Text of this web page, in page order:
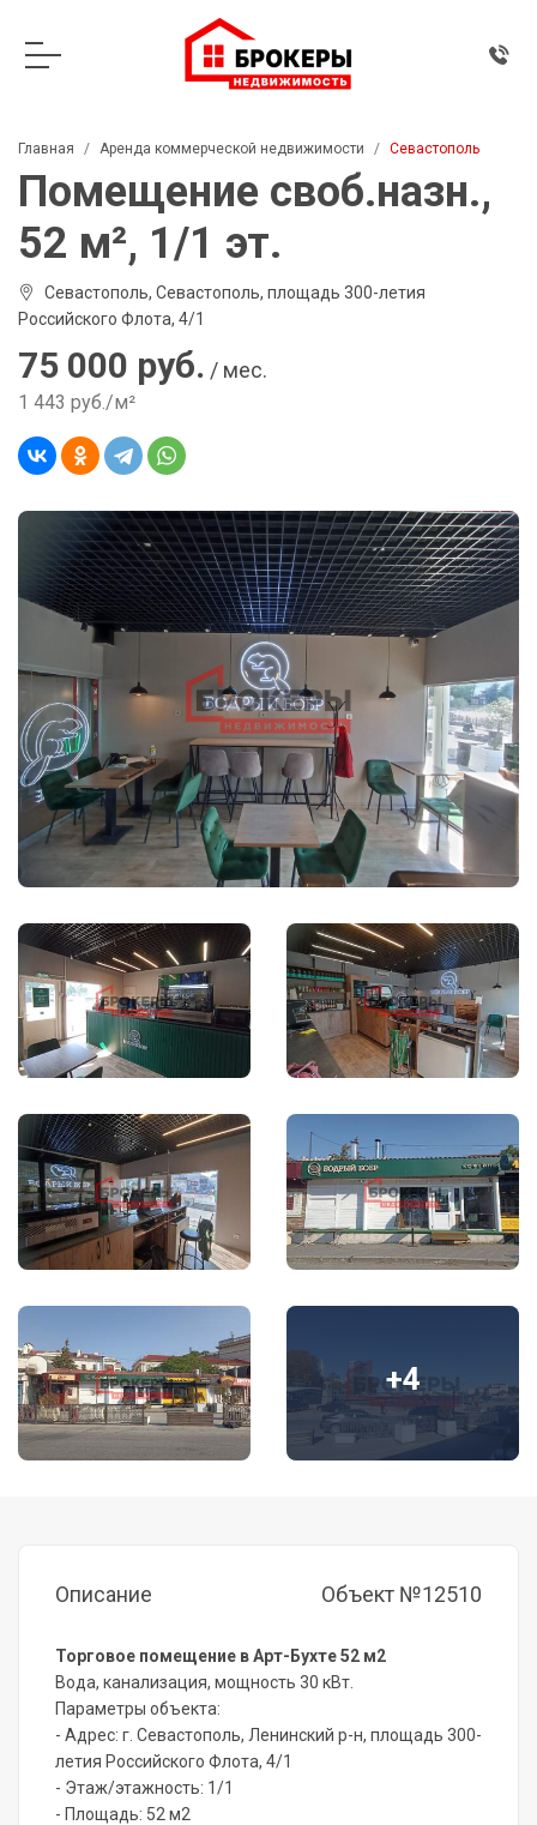
Главная Аренда коммерческой недвижимости Севастополь
Помещение своб.назн.,
52 м², 1/1 эт.
Севастополь, Севастополь, площадь 300-летия
Российского Флота, 4/1
75 000 руб. / мес.
1 443 руб./м²
+4
Описание Объект №12510
Торговое помещение в Арт-Бухте 52 м2
Вода, канализация, мощность 30 кВт.
Параметры объекта:
- Адрес: г. Севастополь, Ленинский р-н, площадь 300-
летия Российского Флота, 4/1
- Этаж/этажность: 1/1
- Площадь: 52 м2